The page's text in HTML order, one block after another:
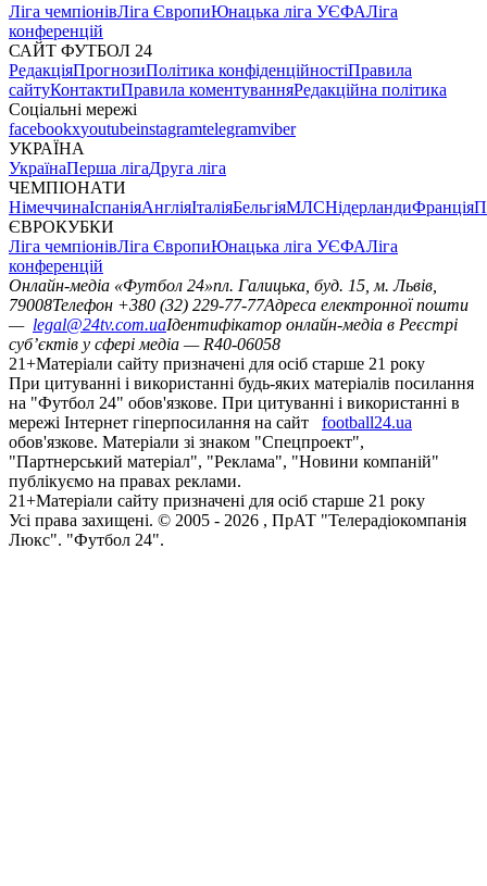
Ліга чемпіонівЛіга ЄвропиЮнацька ліга УЄФАЛіга
конференцій
САЙТ ФУТБОЛ 24
РедакціяПрогнозиПолітика конфіденційностіПравила
сайтуКонтактиПравила коментуванняРедакційна політика
Соціальні мережі
facebookxyoutubeinstagramtelegramviber
УКРАЇНА
УкраїнаПерша лігаДруга ліга
ЧЕМПІОНАТИ
НімеччинаІспаніяАнгліяІталіяБельгіяМЛСНідерландиФранція
ЄВРОКУБКИ
Ліга чемпіонівЛіга ЄвропиЮнацька ліга УЄФАЛіга
конференцій
Онлайн-медіа «Футбол 24»пл. Галицька, буд. 15, м. Львів,
79008Телефон +380 (32) 229-77-77Адреса електронної пошти
— legal@24tv.com.uaІдентифікатор онлайн-медіа в Реєстрі
суб’єктів у сфері медіа — R40-06058
21+Матеріали сайту призначені для осіб старше 21 року
При цитуванні і використанні будь-яких матеріалів посилання
на "Футбол 24" обов'язкове. При цитуванні і використанні в
мережі Інтернет гіперпосилання на сайт
football24.ua
обов'язкове. Матеріали зі знаком "Спецпроект",
"Партнерський матеріал", "Реклама", "Новини компаній"
публікуємо на правах реклами.
21+Матеріали сайту призначені для осіб старше 21 року
Усi права захищенi. © 2005 - 2026 , ПрАТ "Телерадіокомпанія
Люкс". "Футбол 24".